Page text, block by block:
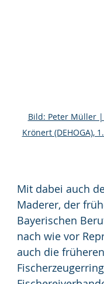
Bild: Peter Müller
Krönert (DEHOGA),
Mit dabei auch
Maderer, der
Bayerischen
nach wie vor
auch die